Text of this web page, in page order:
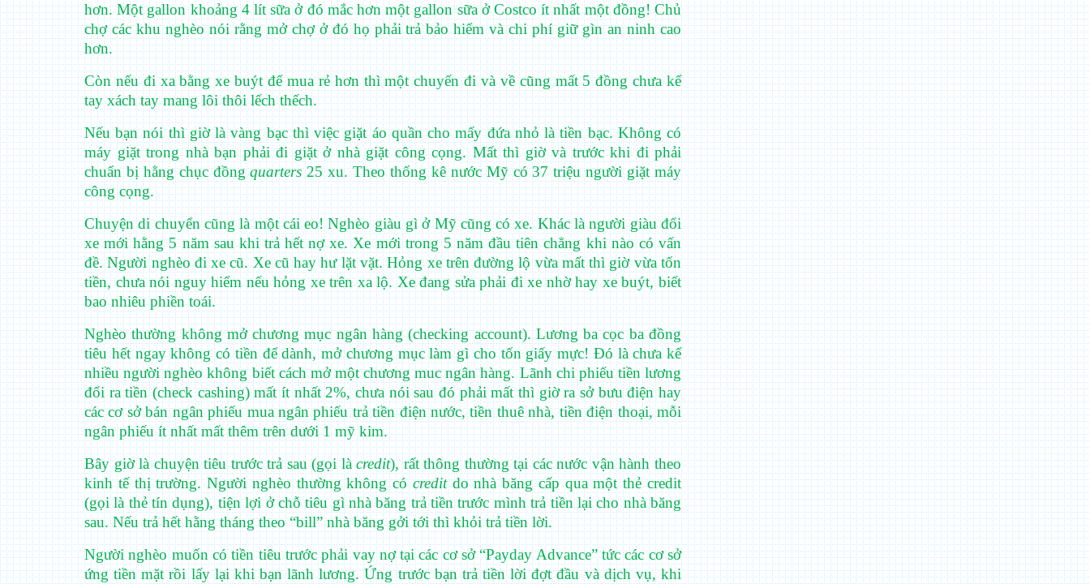
hơn. Một gallon khoảng 4 lít sữa ở đó mắc hơn một gallon sữa ở Costco ít nhất một đồng! Chủ
chợ các khu nghèo nói rằng mở chợ ở đó họ phải trả bảo hiểm và chi phí giữ gìn an ninh cao
hơn.
Còn nếu đi xa bằng xe buýt để mua rẻ hơn thì một chuyến đi và về cũng mất 5 đồng chưa kể
tay xách tay mang lôi thôi lếch thếch.
Nếu bạn nói thì giờ là vàng bạc thì việc giặt áo quần cho mấy đứa nhỏ là tiền bạc. Không có
máy giặt trong nhà bạn phải đi giặt ở nhà giặt công cọng. Mất thì giờ và trước khi đi phải
chuẩn bị hằng chục đồngquarters25 xu. Theo thống kê nước Mỹ có 37 triệu người giặt máy
công cọng.
Chuyện di chuyển cũng là một cái eo! Nghèo giàu gì ở Mỹ cũng có xe. Khác là người giàu đổi
xe mới hằng 5 năm sau khi trả hết nợ xe. Xe mới trong 5 năm đầu tiên chẳng khi nào có vấn
đề. Người nghèo đi xe cũ. Xe cũ hay hư lặt vặt. Hỏng xe trên đường lộ vừa mất thì giờ vừa tốn
tiền, chưa nói nguy hiểm nếu hỏng xe trên xa lộ. Xe đang sửa phải đi xe nhờ hay xe buýt, biết
bao nhiêu phiền toái.
Nghèo thường không mở chương mục ngân hàng (checking account). Lương ba cọc ba đồng
tiêu hết ngay không có tiền để dành, mở chương mục làm gì cho tốn giấy mực! Đó là chưa kể
nhiều người nghèo không biết cách mở một chương muc ngân hàng. Lãnh chi phiếu tiền lương
đổi ra tiền (check cashing) mất ít nhất 2%, chưa nói sau đó phải mất thì giờ ra sở bưu điện hay
các cơ sở bán ngân phiếu mua ngân phiếu trả tiền điện nước, tiền thuê nhà, tiền điện thoại, mỗi
ngân phiếu ít nhất mất thêm trên dưới 1 mỹ kim.
Bây giờ là chuyện tiêu trước trả sau (gọi làcredit), rất thông thường tại các nước vận hành theo
kinh tế thị trường. Người nghèo thường không cócreditdo nhà băng cấp qua một thẻ credit
(gọi là thẻ tín dụng), tiện lợi ở chỗ tiêu gì nhà băng trả tiền trước mình trả tiền lại cho nhà băng
sau. Nếu trả hết hằng tháng theo “bill” nhà băng gởi tới thì khỏi trả tiền lời.
Người nghèo muốn có tiền tiêu trước phải vay nợ tại các cơ sở “Payday Advance” tức các cơ sở
ứng tiền mặt rồi lấy lại khi bạn lãnh lương. Ứng trước bạn trả tiền lời đợt đầu và dịch vụ, khi